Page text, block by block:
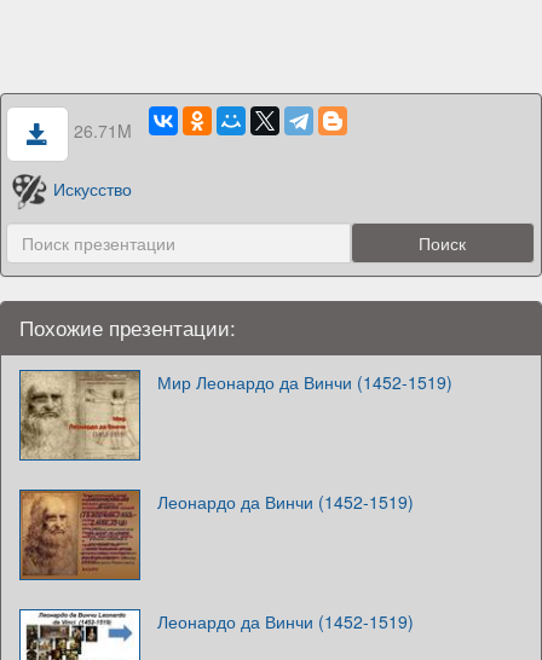
26.71M
Искусство
Похожие презентации:
Мир Леонардо да Винчи (1452-1519)
Леонардо да Винчи (1452-1519)
Леонардо да Винчи (1452-1519)